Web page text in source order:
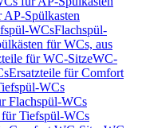
Spülkasten
WCsFlachspül-
für WCs, aus
für WC-SitzeWC-
Ersatzteile für Comfort
WCs
Flachspül-WCs
für Tiefspül-WCs